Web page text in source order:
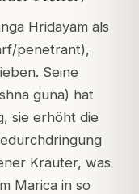
Hridayam als
penetrant),
Seine
guna) hat
sie erhöht die
Kräuter, was
Marica in so